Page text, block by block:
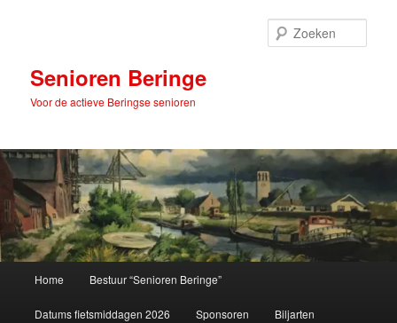
inhoudSenioren Beringe
Voor de actieve Beringse senioren
Home Bestuur “Senioren Beringe”
Datums fietsmiddagen 2026 Sponsoren Biljarten